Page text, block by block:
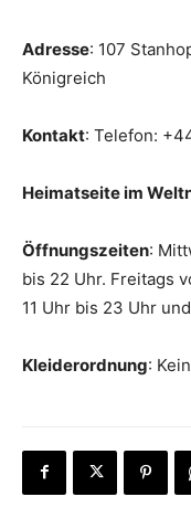
Adresse: 107
Königreich
Kontakt: Telefon:
Heimatseite im
Öffnungszeiten:
bis 22 Uhr. Freitags
11 Uhr bis 23 Uhr
Kleiderordnung: